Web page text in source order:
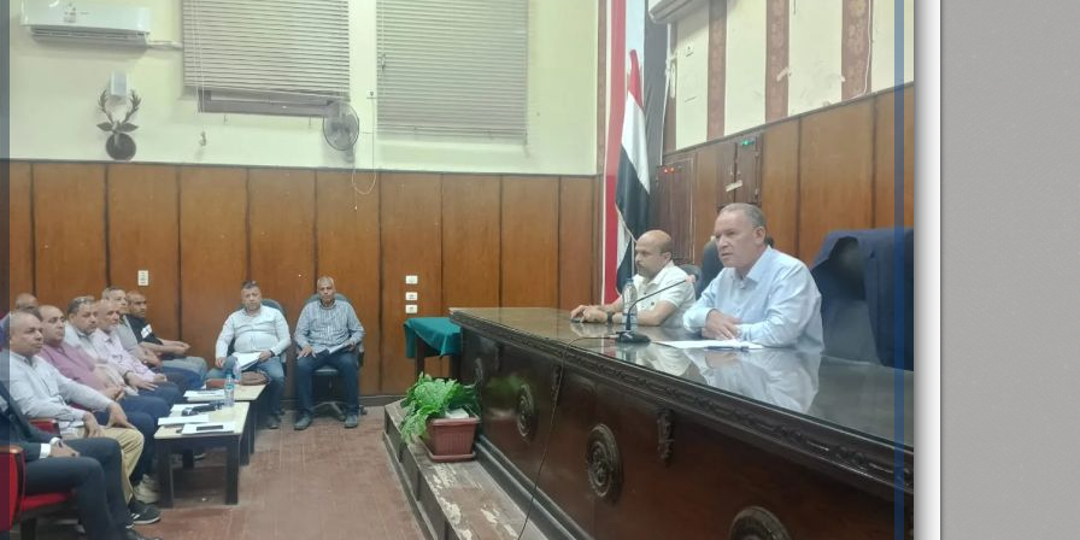
الدواء المصرية يشن حملة رقابية
لضبط المنشآت الطبية المخالفة.....
والحنجرة ينجح في استئصال ورم خبيث
من... جديد بمستشفيات الجامعة